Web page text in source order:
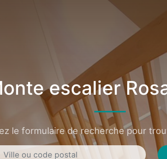
escalier
le formulaire de recherche pour